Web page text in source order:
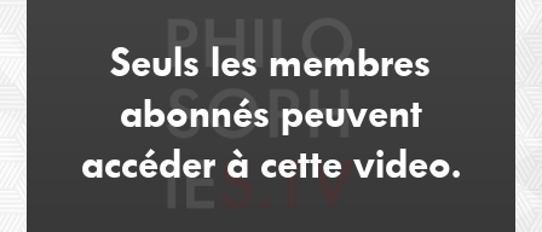
Seuls les membres
abonnés peuvent
accéder à cette video.